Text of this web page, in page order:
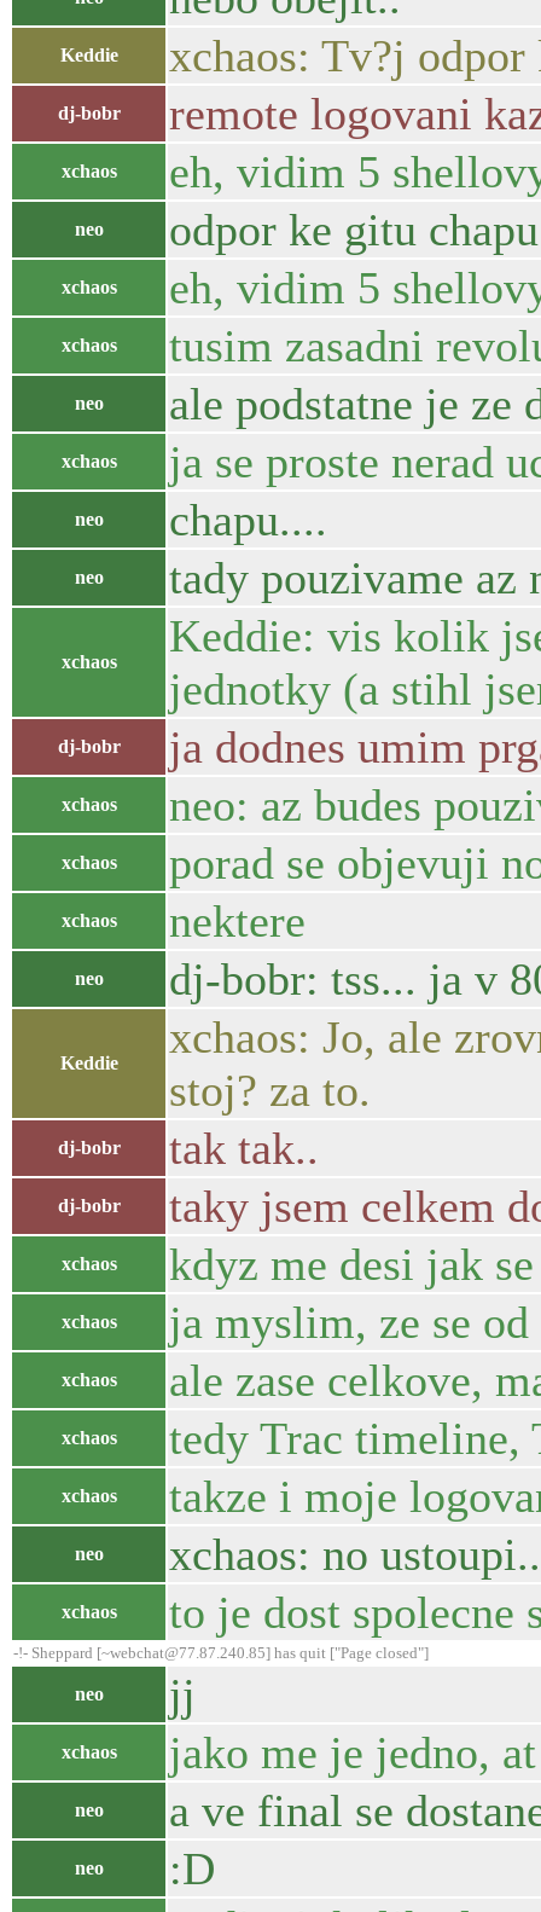
Keddie xchaos: Tv?j
dj-bobr remote logovani
xchaos eh, vidim 5
neo odpor ke gitu
xchaos eh, vidim 5
xchaos tusim zasadni
neo ale podstatne je
xchaos ja se proste nerad
neo chapu....
neo tady pouzivame az
xchaos
Keddie: vis kolik
jednotky (a stihl
dj-bobr ja dodnes umim
xchaos neo: az budes
xchaos porad se objevuji
xchaos nektere
neo dj-bobr: tss... ja v
Keddie
xchaos: Jo, ale
stoj? za to.
dj-bobr tak tak..
dj-bobr taky jsem celkem
xchaos kdyz me desi jak
xchaos ja myslim, ze se
xchaos ale zase celkove,
xchaos tedy Trac timeline,
xchaos takze i moje
neo xchaos: no
xchaos to je dost spolecne
-!- Sheppard [~webchat@77.87.240.85] has quit ["Page closed"]
neo jj
xchaos jako me je jedno,
neo a ve final se
neo :D